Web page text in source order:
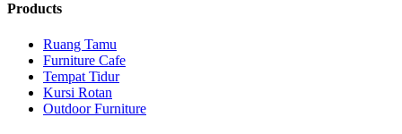
Products
Ruang Tamu
Furniture Cafe
Tempat Tidur
Kursi Rotan
Outdoor Furniture